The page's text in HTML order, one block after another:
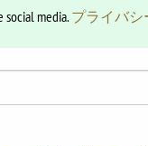
social media.プライバシ